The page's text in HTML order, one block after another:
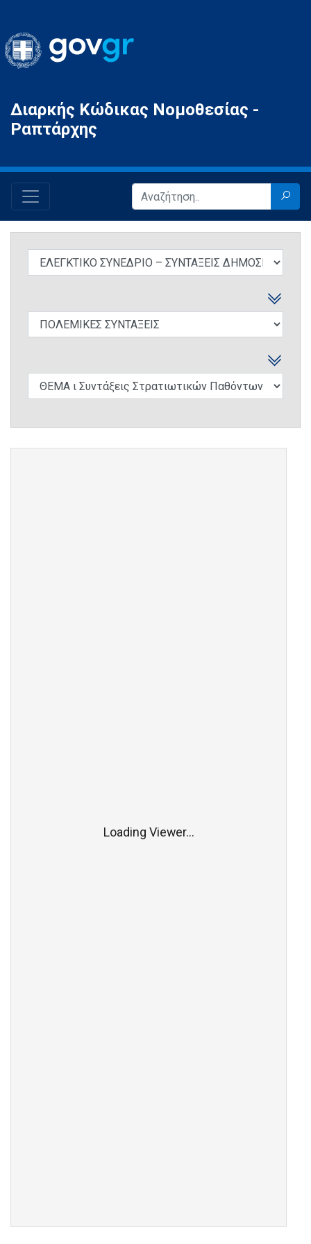
Gov.gr
Διαρκής Κώδικας Νομοθεσίας -
Ραπτάρχης
Loading Viewer...